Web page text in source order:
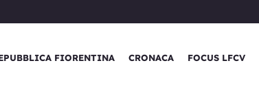
FIORENTINA CRONACA FOCUS LFCV